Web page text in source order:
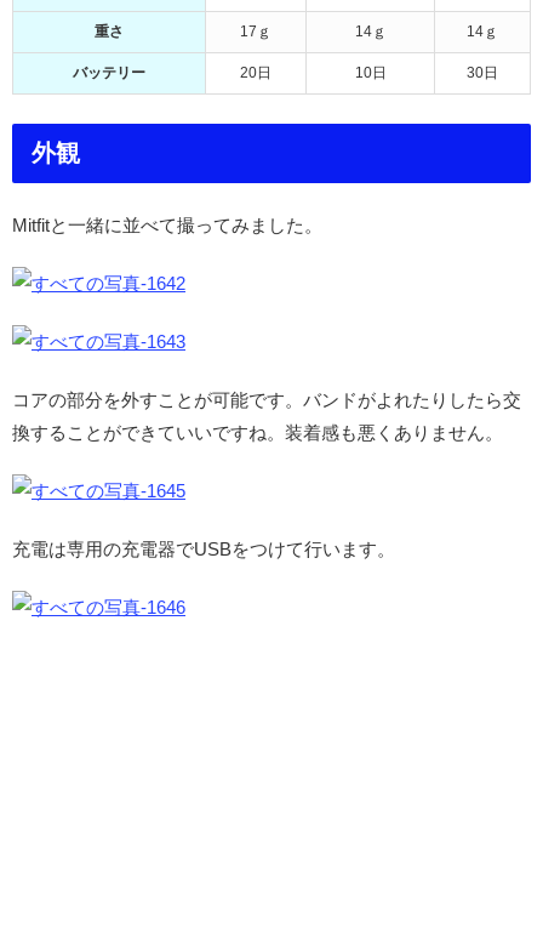
重さ 17ｇ 14ｇ 14ｇ
バッテリー 20日 10日 30日
外観
Mitfitと一緒に並べて撮ってみました。
コアの部分を外すことが可能です。バンドがよれたりしたら交
換することができていいですね。装着感も悪くありません。
充電は専用の充電器でUSBをつけて行います。